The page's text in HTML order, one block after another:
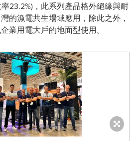
23.2%)，此系列產品格外絕緣與耐
的漁電共生場域應用，除此之外，
業用電大戶的地面型使用。